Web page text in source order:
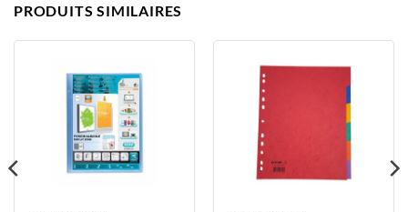
PRODUITS SIMILAIRES